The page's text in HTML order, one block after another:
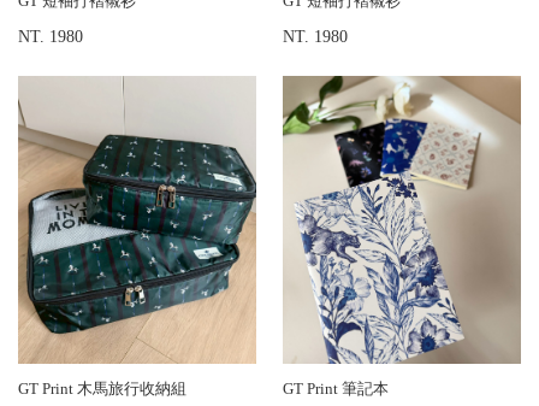
NT. 1980 NT. 1980
GT Print 木馬旅行收納組 GT Print 筆記本